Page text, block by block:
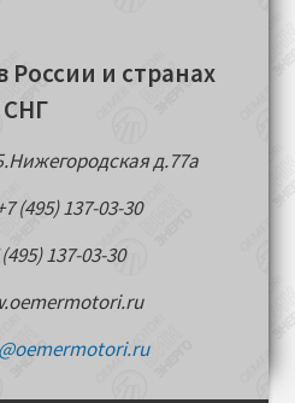
России и странах
СНГ
д.77a
(495) 137-03-30
137-03-30